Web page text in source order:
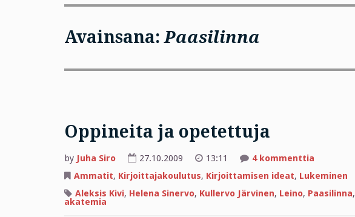
Avainsana:Paasilinna
Oppineita ja opetettuja
by Juha Siro 27.10.2009 13:11 4 kommenttiaartikkeliin
ja
Ammatit, Kirjoittajakoulutus, Kirjoittamisen ideat, Lukeminen
Aleksis Kivi, Helena Sinervo, Kullervo Järvinen, Leino, Paasilinna,
akatemia